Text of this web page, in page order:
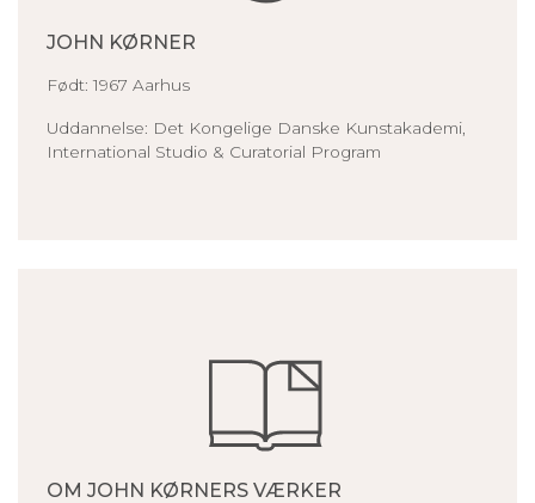
JOHN KØRNER
Født: 1967 Aarhus
Uddannelse: Det Kongelige Danske Kunstakademi,
International Studio & Curatorial Program
OM JOHN KØRNERS VÆRKER